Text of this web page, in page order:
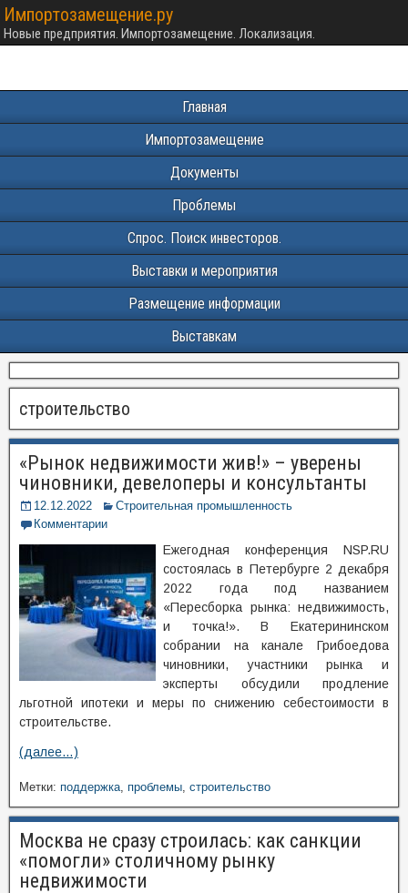
Импортозамещение.ру
Новые предприятия. Импортозамещение. Локализация.
Главная
Импортозамещение
Документы
Проблемы
Спрос. Поиск инвесторов.
Выставки и мероприятия
Размещение информации
Выставкам
строительство
«Рынок недвижимости жив!» – уверены
чиновники, девелоперы и консультанты
12.12.2022
Строительная промышленность
Комментарии
Ежегодная конференция NSP.RU
состоялась в Петербурге 2 декабря
2022 года под названием
«Пересборка рынка: недвижимость,
и точка!». В Екатерининском
собрании на канале Грибоедова
чиновники, участники рынка и
эксперты обсудили продление
льготной ипотеки и меры по снижению себестоимости в
строительстве.
(далее…)
Метки: поддержка, проблемы, строительство
Москва не сразу строилась: как санкции
«помогли» столичному рынку
недвижимости